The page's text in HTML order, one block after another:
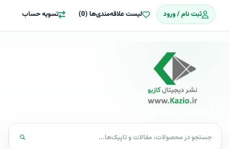
ثبت نام / ورود لیست علاقه‌مندی‌ها (0) تسویه حساب